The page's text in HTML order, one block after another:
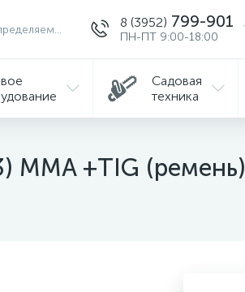
8 (3952) 799-901
ПН-ПТ 9:00-18:00
Садовая
техника
MMA +TIG (ремень)